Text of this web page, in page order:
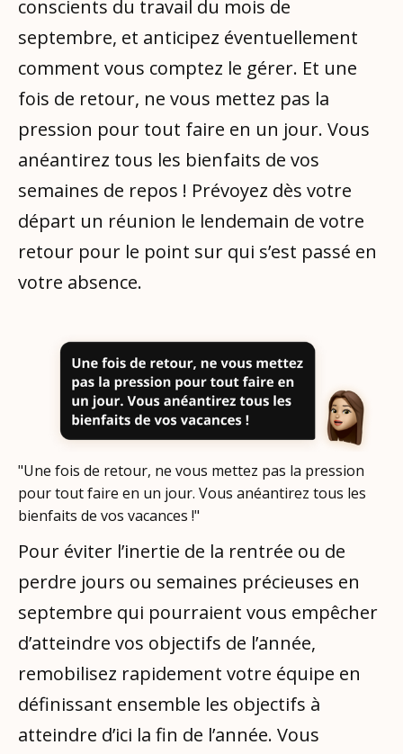
conscients du travail du mois de
septembre, et anticipez éventuellement
comment vous comptez le gérer. Et une
fois de retour, ne vous mettez pas la
pression pour tout faire en un jour. Vous
anéantirez tous les bienfaits de vos
semaines de repos ! Prévoyez dès votre
départ un réunion le lendemain de votre
retour pour le point sur qui s’est passé en
votre absence.
"Une fois de retour, ne vous mettez pas la pression
pour tout faire en un jour. Vous anéantirez tous les
bienfaits de vos vacances !"
Pour éviter l’inertie de la rentrée ou de
perdre jours ou semaines précieuses en
septembre qui pourraient vous empêcher
d’atteindre vos objectifs de l’année,
remobilisez rapidement votre équipe en
définissant ensemble les objectifs à
atteindre d’ici la fin de l’année. Vous